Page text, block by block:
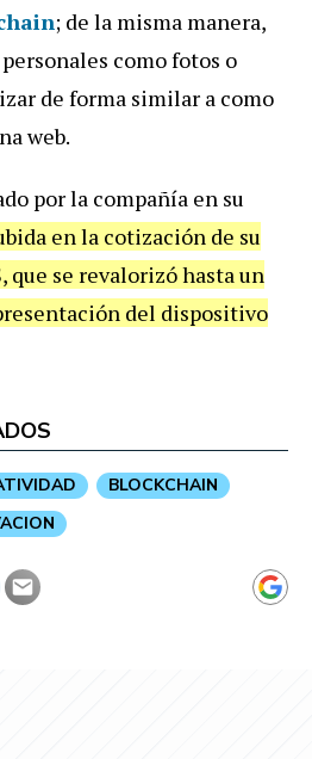
; de la misma manera,
como fotos o
de forma similar a como
web.
por la compañía en su
en la cotización de su
que se revalorizó hasta un
del dispositivo
BLOCKCHAIN